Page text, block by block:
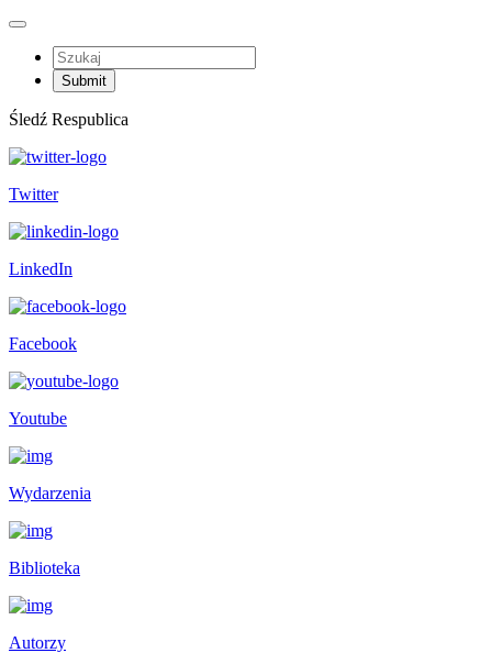
Śledź Respublica
Twitter
LinkedIn
Facebook
Youtube
Wydarzenia
Biblioteka
Autorzy